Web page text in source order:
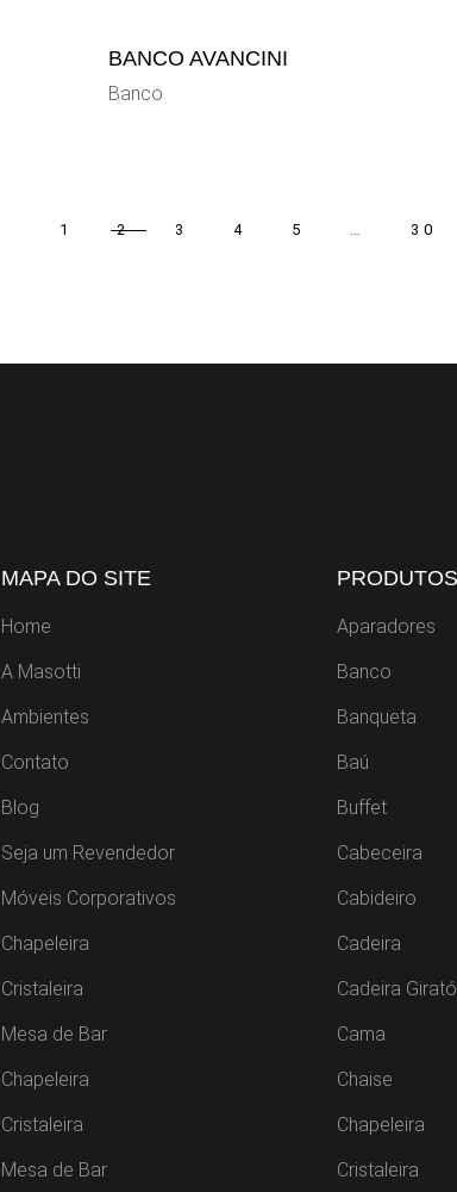
BANCO AVANCINI
Banco
1 2 3 4 5 … 30
MAPA DO SITE
Home
A Masotti
Ambientes
Contato
Blog
Seja um Revendedor
Móveis Corporativos
Chapeleira
Cristaleira
Mesa de Bar
Chapeleira
Cristaleira
Mesa de Bar
Aparadores
Banco
Banqueta
Baú
Buffet
Cabeceira
Cabideiro
Cadeira
Cadeira
Cama
Chaise
Chapeleira
Cristaleira